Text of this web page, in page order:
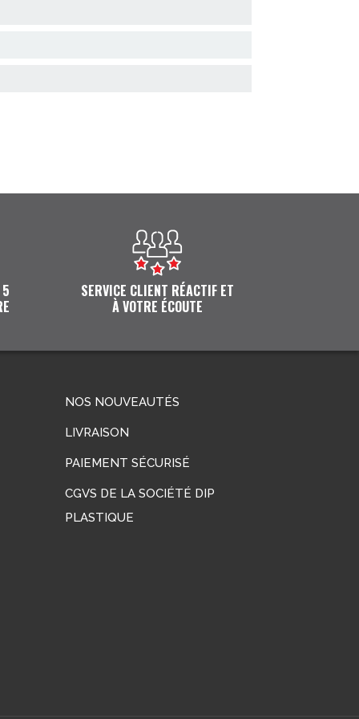
SERVICE CLIENT RÉACTIF ET
À VOTRE ÉCOUTE
NOS NOUVEAUTÉS
LIVRAISON
PAIEMENT SÉCURISÉ
CGVS DE LA SOCIÉTÉ DIP
PLASTIQUE